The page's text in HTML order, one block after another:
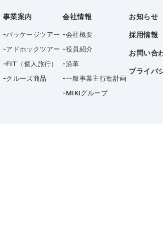
事業案内
パッケージツアー
アドホックツアー
FIT（個人旅行）
クルーズ商品
会社情報
会社概要
役員紹介
沿革
一般事業主行動計画
MIKIグループ
お知らせ
採用情報
お問い合
プライバ